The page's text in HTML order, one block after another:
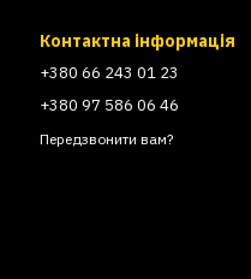
Контактна інформація
+380 66 243 01 23
+380 97 586 06 46
Передзвонити вам?